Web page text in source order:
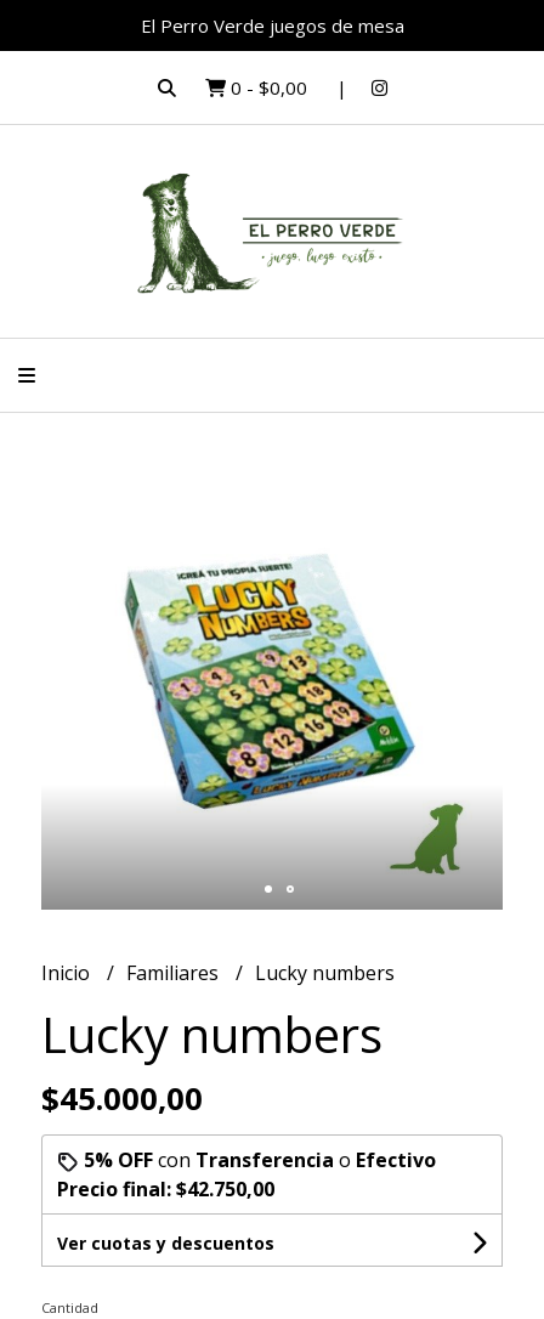
El Perro Verde juegos de mesa
0 - $0,00
Inicio Familiares Lucky numbers
Lucky numbers
$45.000,00
5% OFFcon Transferencia o Efectivo
Precio final:$42.750,00
Ver cuotas y descuentos
Cantidad